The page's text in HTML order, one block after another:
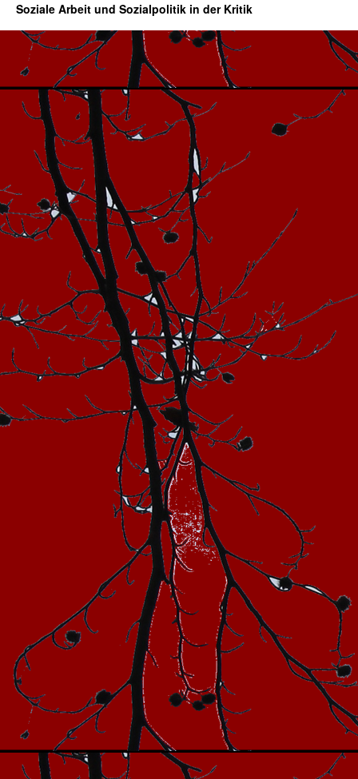
Soziale Arbeit und Sozialpolitik in der Kritik